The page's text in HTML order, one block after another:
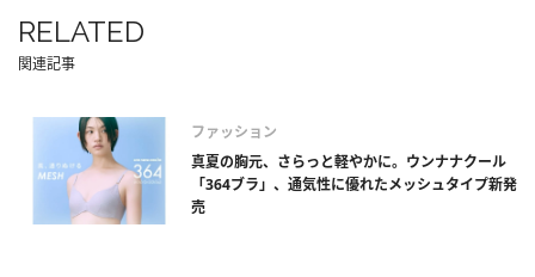
RELATED
関連記事
ファッション
真夏の胸元、さらっと軽やかに。ウンナナクール
「364ブラ」、通気性に優れたメッシュタイプ新発
売